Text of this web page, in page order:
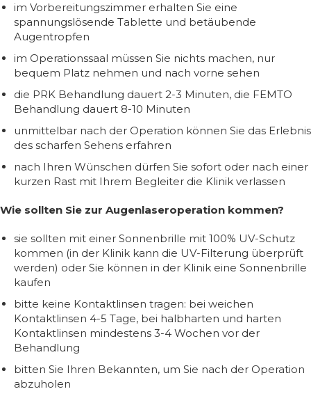
im Vorbereitungszimmer erhalten Sie eine
spannungslösende Tablette und betäubende
Augentropfen
im Operationssaal müssen Sie nichts machen, nur
bequem Platz nehmen und nach vorne sehen
die PRK Behandlung dauert 2-3 Minuten, die FEMTO
Behandlung dauert 8-10 Minuten
unmittelbar nach der Operation können Sie das Erlebnis
des scharfen Sehens erfahren
nach Ihren Wünschen dürfen Sie sofort oder nach einer
kurzen Rast mit Ihrem Begleiter die Klinik verlassen
Wie sollten Sie zur Augenlaseroperation kommen?
sie sollten mit einer Sonnenbrille mit 100% UV-Schutz
kommen (in der Klinik kann die UV-Filterung überprüft
werden) oder Sie können in der Klinik eine Sonnenbrille
kaufen
bitte keine Kontaktlinsen tragen: bei weichen
Kontaktlinsen 4-5 Tage, bei halbharten und harten
Kontaktlinsen mindestens 3-4 Wochen vor der
Behandlung
bitten Sie Ihren Bekannten, um Sie nach der Operation
abzuholen